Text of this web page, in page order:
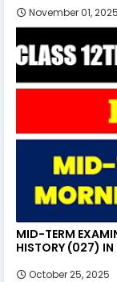
November 01, 2025
MID-TERM
HISTORY (027) IN
October 25, 2025